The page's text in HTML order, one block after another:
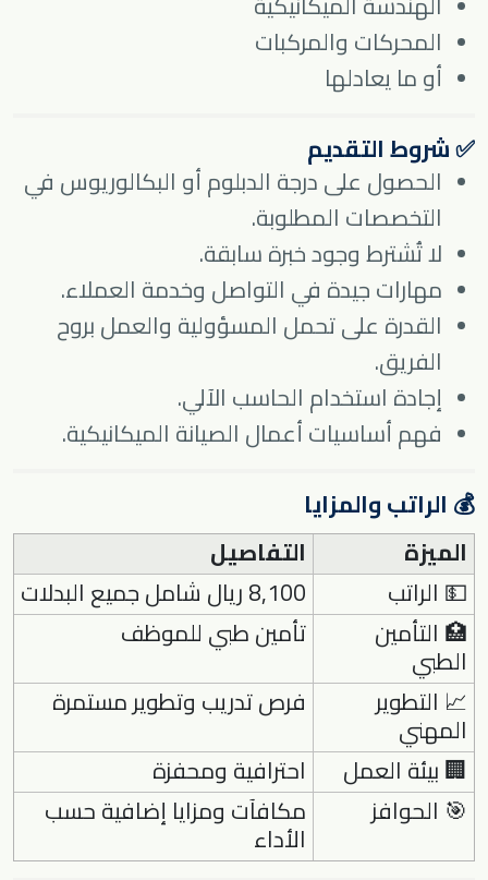
المحركات والمركبات
أو ما يعادلها
✅ شروط التقديم
الحصول على درجة الدبلوم أو البكالوريوس في
التخصصات المطلوبة.
لا تُشترط وجود خبرة سابقة.
مهارات جيدة في التواصل وخدمة العملاء.
القدرة على تحمل المسؤولية والعمل بروح
الفريق.
إجادة استخدام الحاسب الآلي.
فهم أساسيات أعمال الصيانة الميكانيكية.
💰 الراتب والمزايا
الميزة
التفاصيل
💵 الراتب
8,100 ريال شامل جميع البدلات
🏥 التأمين
الطبي
تأمين طبي للموظف
📈 التطوير
المهني
فرص تدريب وتطوير مستمرة
🏢 بيئة العمل
احترافية ومحفزة
🎯 الحوافز
مكافآت ومزايا إضافية حسب
الأداء